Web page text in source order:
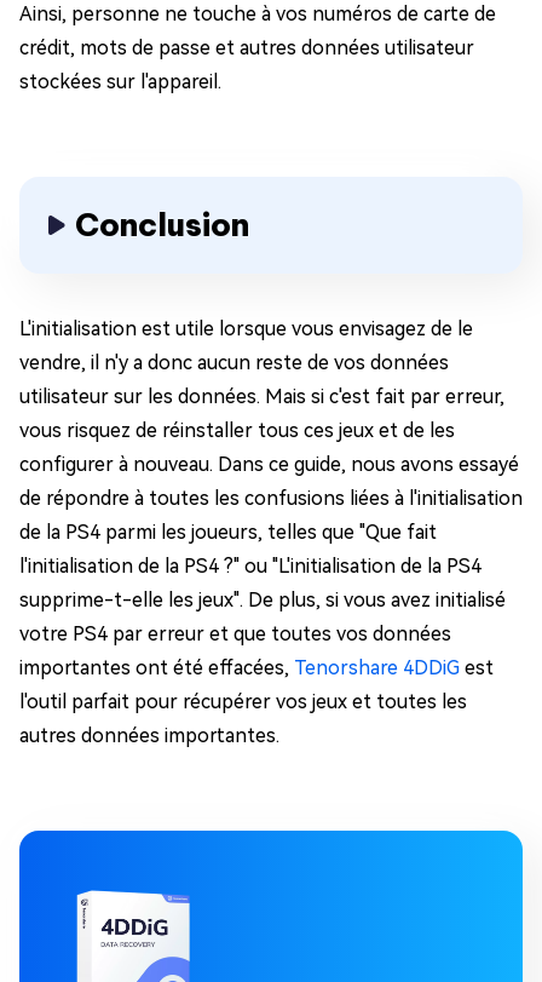
Ainsi, personne ne touche à vos numéros de carte de
crédit, mots de passe et autres données utilisateur
stockées sur l'appareil.
Conclusion
L'initialisation est utile lorsque vous envisagez de le
vendre, il n'y a donc aucun reste de vos données
utilisateur sur les données. Mais si c'est fait par erreur,
vous risquez de réinstaller tous ces jeux et de les
configurer à nouveau. Dans ce guide, nous avons essayé
de répondre à toutes les confusions liées à l'initialisation
de la PS4 parmi les joueurs, telles que "Que fait
l'initialisation de la PS4 ?" ou "L'initialisation de la PS4
supprime-t-elle les jeux". De plus, si vous avez initialisé
votre PS4 par erreur et que toutes vos données
importantes ont été effacées, Tenorshare 4DDiG est
l'outil parfait pour récupérer vos jeux et toutes les
autres données importantes.